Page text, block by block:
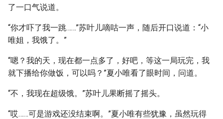
了一口气说道。
“你才吓了我一跳……”苏叶儿嘀咕一声，随后开口说道：“小
唯姐，我饿了。”
“嗯？我的天，现在都一点多了，好吧，等这一局玩完，我
就下播给你做饭，可以吗？”夏小唯看了眼时间，问道。
“不，我现在超级饿。”苏叶儿果断摇了摇头。
“哎……可是游戏还没结束啊。”夏小唯有些犹豫，虽然玩得